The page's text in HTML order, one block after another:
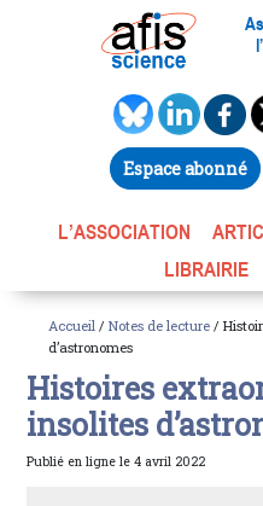
Espace abonné
L’ASSOCIATION
LIBRAIRIE
Accueil / Notes de lecture /
d’astronomes
Histoires
insolites
Publié en ligne le 4 avril 2022